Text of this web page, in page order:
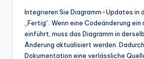
Integrieren Sie Diagramm-Updates in
„Fertig“. Wenn eine Codeänderung ein
einführt, muss das Diagramm in
Änderung aktualisiert werden.
Dokumentation eine verlässliche